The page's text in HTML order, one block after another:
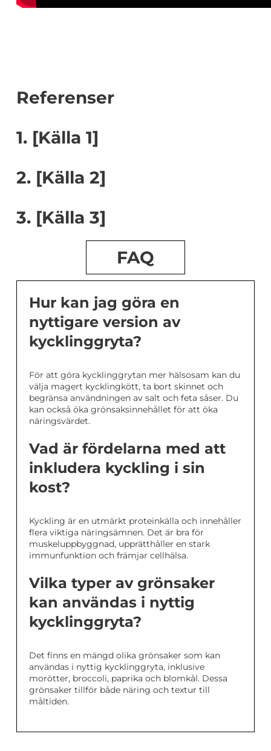
Referenser
1. [Källa 1]
2. [Källa 2]
3. [Källa 3]
FAQ
Hur kan jag göra en
nyttigare version av
kycklinggryta?
För att göra kycklinggrytan mer hälsosam kan du
välja magert kycklingkött, ta bort skinnet och
begränsa användningen av salt och feta såser. Du
kan också öka grönsaksinnehållet för att öka
näringsvärdet.
Vad är fördelarna med att
inkludera kyckling i sin
kost?
Kyckling är en utmärkt proteinkälla och innehåller
flera viktiga näringsämnen. Det är bra för
muskeluppbyggnad, upprätthåller en stark
immunfunktion och främjar cellhälsa.
Vilka typer av grönsaker
kan användas i nyttig
kycklinggryta?
Det finns en mängd olika grönsaker som kan
användas i nyttig kycklinggryta, inklusive
morötter, broccoli, paprika och blomkål. Dessa
grönsaker tillför både näring och textur till
måltiden.